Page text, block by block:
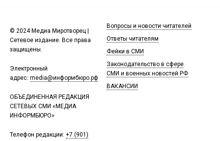
© 2024 Медиа Миротворец |
Сетевое издание. Все права
защищены.
Электронный
адрес: media@информбюро.рф
ОБЪЕДИНЕННАЯ РЕДАКЦИЯ
СЕТЕВЫХ СМИ «МЕДИА
ИНФОРМБЮРО»
Телефон редакции: +7 (901)
Вопросы и новости читателей
Ответы читателям
Фейки в СМИ
Законодательство в сфере
СМИ и военных новостей РФ
ВАКАНСИИ